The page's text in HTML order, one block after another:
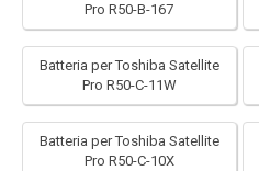
Pro R50-B-167
Batteria per Toshiba Satellite
Pro R50-C-11W
Batteria per Toshiba Satellite
Pro R50-C-10X